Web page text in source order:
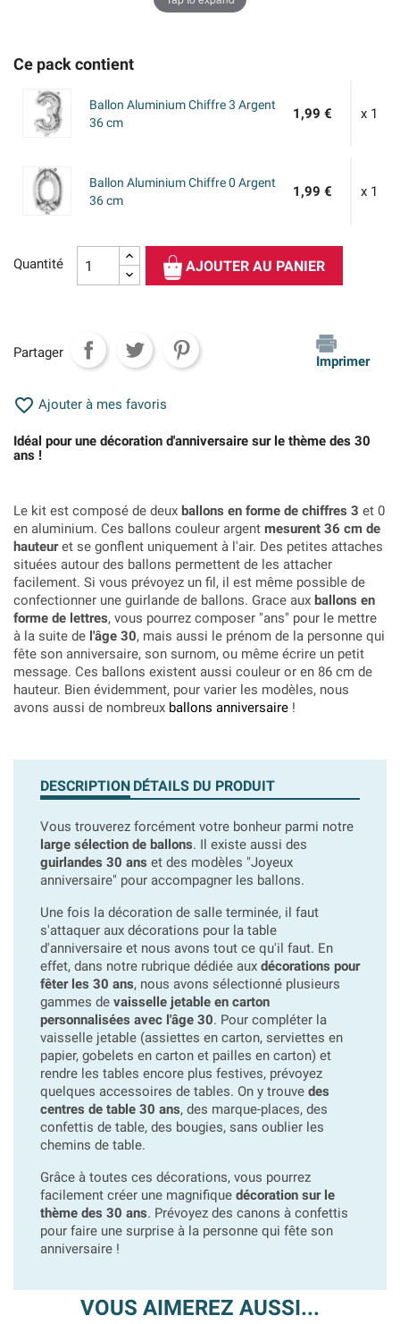
Ce pack contient
Ballon Aluminium Chiffre 3 Argent
36 cm
1,99 € x 1
Ballon Aluminium Chiffre 0 Argent
36 cm
1,99 € x 1
Quantité AJOUTER AU PANIER
Partager
Imprimer
 Ajouter à mes favoris
Idéal pour une décoration d'anniversaire sur le thème des 30
ans !
Le kit est composé de deux ballons en forme de chiffres 3 et 0
en aluminium. Ces ballons couleur argent mesurent 36 cm de
hauteuret se gonflent uniquement à l'air. Des petites attaches
situées autour des ballons permettent de les attacher
facilement. Si vous prévoyez un fil, il est même possible de
confectionner une guirlande de ballons. Grace aux ballons en
forme de lettres, vous pourrez composer "ans" pour le mettre
à la suite de l'âge 30, mais aussi le prénom de la personne qui
fête son anniversaire, son surnom, ou même écrire un petit
message. Ces ballons existent aussi couleur or en 86 cm de
hauteur. Bien évidemment, pour varier les modèles, nous
avons aussi de nombreux ballons anniversaire !
DESCRIPTION DÉTAILS DU PRODUIT
Vous trouverez forcément votre bonheur parmi notre
large sélection de ballons. Il existe aussi des
guirlandes 30 ans et des modèles "Joyeux
anniversaire" pour accompagner les ballons.
Une fois la décoration de salle terminée, il faut
s'attaquer aux décorations pour la table
d'anniversaire et nous avons tout ce qu'il faut. En
effet, dans notre rubrique dédiée aux décorations pour
fêter les 30 ans, nous avons sélectionné plusieurs
gammes de vaisselle jetable en carton
personnalisées avec l'âge 30. Pour compléter la
vaisselle jetable (assiettes en carton, serviettes en
papier, gobelets en carton et pailles en carton) et
rendre les tables encore plus festives, prévoyez
quelques accessoires de tables. On y trouve des
centres de table 30 ans, des marque-places, des
confettis de table, des bougies, sans oublier les
chemins de table.
Grâce à toutes ces décorations, vous pourrez
facilement créer une magnifique décoration sur le
thème des 30 ans. Prévoyez des canons à confettis
pour faire une surprise à la personne qui fête son
anniversaire !
VOUS AIMEREZ AUSSI...